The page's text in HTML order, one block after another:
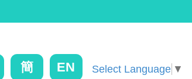
簡 EN Select Language ▼